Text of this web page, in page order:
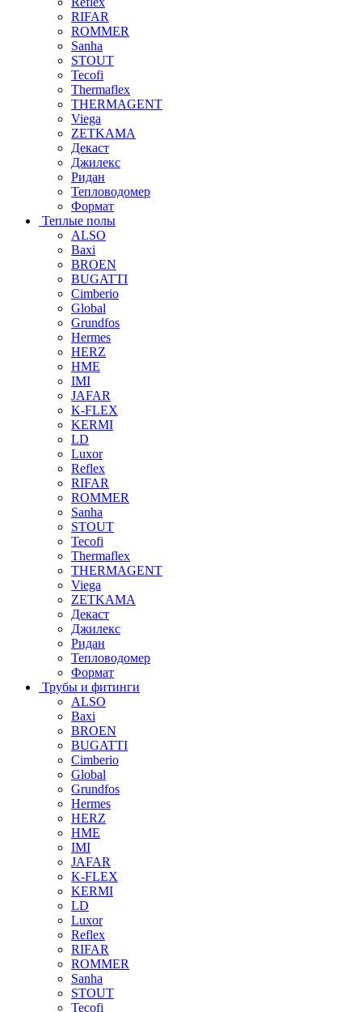
RIFAR
ROMMER
Sanha
STOUT
Tecofi
Thermaflex
THERMAGENT
Viega
ZETKAMA
Декаст
Джилекс
Ридан
Тепловодомер
Формат
Теплые полы
ALSO
Baxi
BROEN
BUGATTI
Cimberio
Global
Grundfos
Hermes
HERZ
HME
IMI
JAFAR
K-FLEX
KERMI
LD
Luxor
Reflex
RIFAR
ROMMER
Sanha
STOUT
Tecofi
Thermaflex
THERMAGENT
Viega
ZETKAMA
Декаст
Джилекс
Ридан
Тепловодомер
Формат
Трубы и фитинги
ALSO
Baxi
BROEN
BUGATTI
Cimberio
Global
Grundfos
Hermes
HERZ
HME
IMI
JAFAR
K-FLEX
KERMI
LD
Luxor
Reflex
RIFAR
ROMMER
Sanha
STOUT
Tecofi